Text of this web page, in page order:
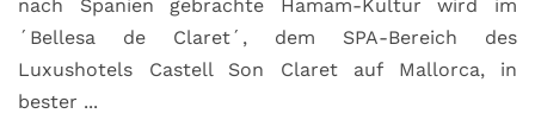
nach Spanien gebrachte Hamam-Kultur wird im
´Bellesa de Claret´, dem SPA-Bereich des
Luxushotels Castell Son Claret auf Mallorca, in
bester ...